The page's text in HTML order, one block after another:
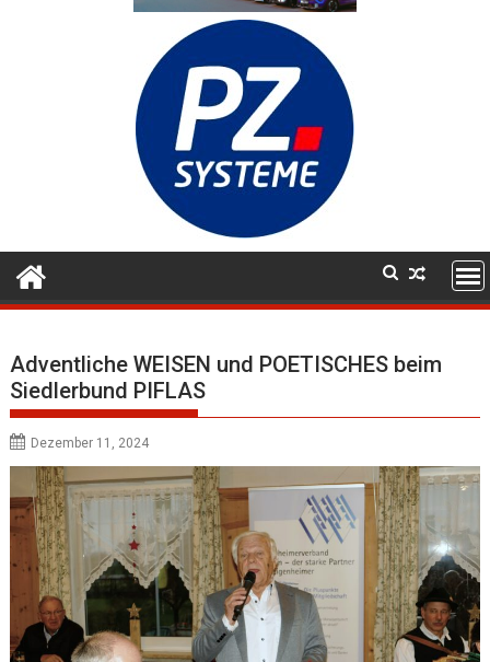
Adventliche WEISEN und POETISCHES beim
Siedlerbund PIFLAS
Dezember 11, 2024